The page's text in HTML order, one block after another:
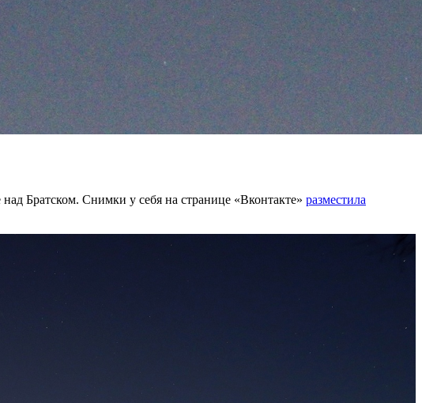
Братском. Снимки у себя на странице «Вконтакте» разместила